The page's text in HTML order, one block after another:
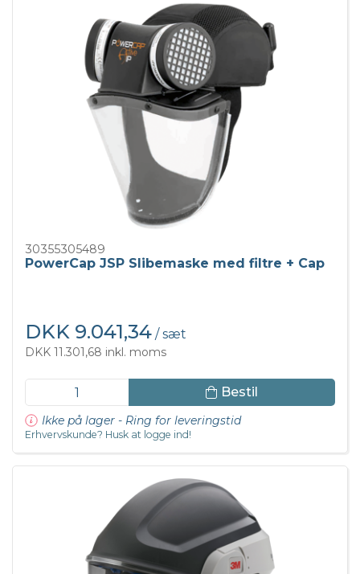
30355305489
PowerCap JSP Slibemaske med filtre + Cap
DKK 9.041,34 / sæt
DKK 11.301,68 inkl. moms
Bestil
Ikke på lager - Ring for leveringstid
Erhvervskunde? Husk at logge ind!